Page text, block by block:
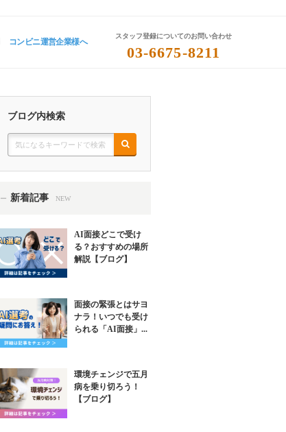
コンビニ運営企業様へ
スタッフ登録についてのお問い合わせ
03-6675-8211
ブログ内検索
ー 新着記事 NEW
AI面接どこで受け
る？おすすめの場所
解説【ブログ】
面接の緊張とはサヨ
ナラ！いつでも受け
られる「AI面接」...
環境チェンジで五月
病を乗り切ろう！
【ブログ】